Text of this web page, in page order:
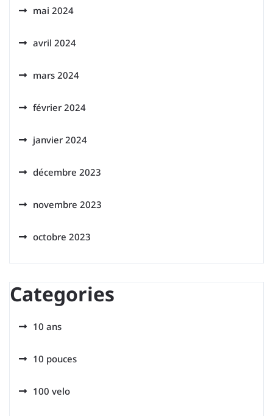
mai 2024
avril 2024
mars 2024
février 2024
janvier 2024
décembre 2023
novembre 2023
octobre 2023
Categories
10 ans
10 pouces
100 velo